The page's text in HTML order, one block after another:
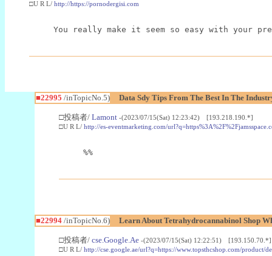
□U R L/ http://https://pornodergisi.com
You really make it seem so easy with your
■22995 /inTopicNo.5) Data Sdy Tips From The Best In The
□投稿者/ Lamont -(2023/07/15(Sat) 12:23:42) [193.218.190.*]
□U R L/ http://es-eventmarketing.com/
%%
■22994/inTopicNo.6) Learn About Tetrahydrocannabinol Shop
□投稿者/ cse.Google.Ae -(2023/07/15(Sat) 12:22:51) [193.150.70.*]
□U R L/ http://cse.google.ae/url?q=https://www.topsthcshop.com/